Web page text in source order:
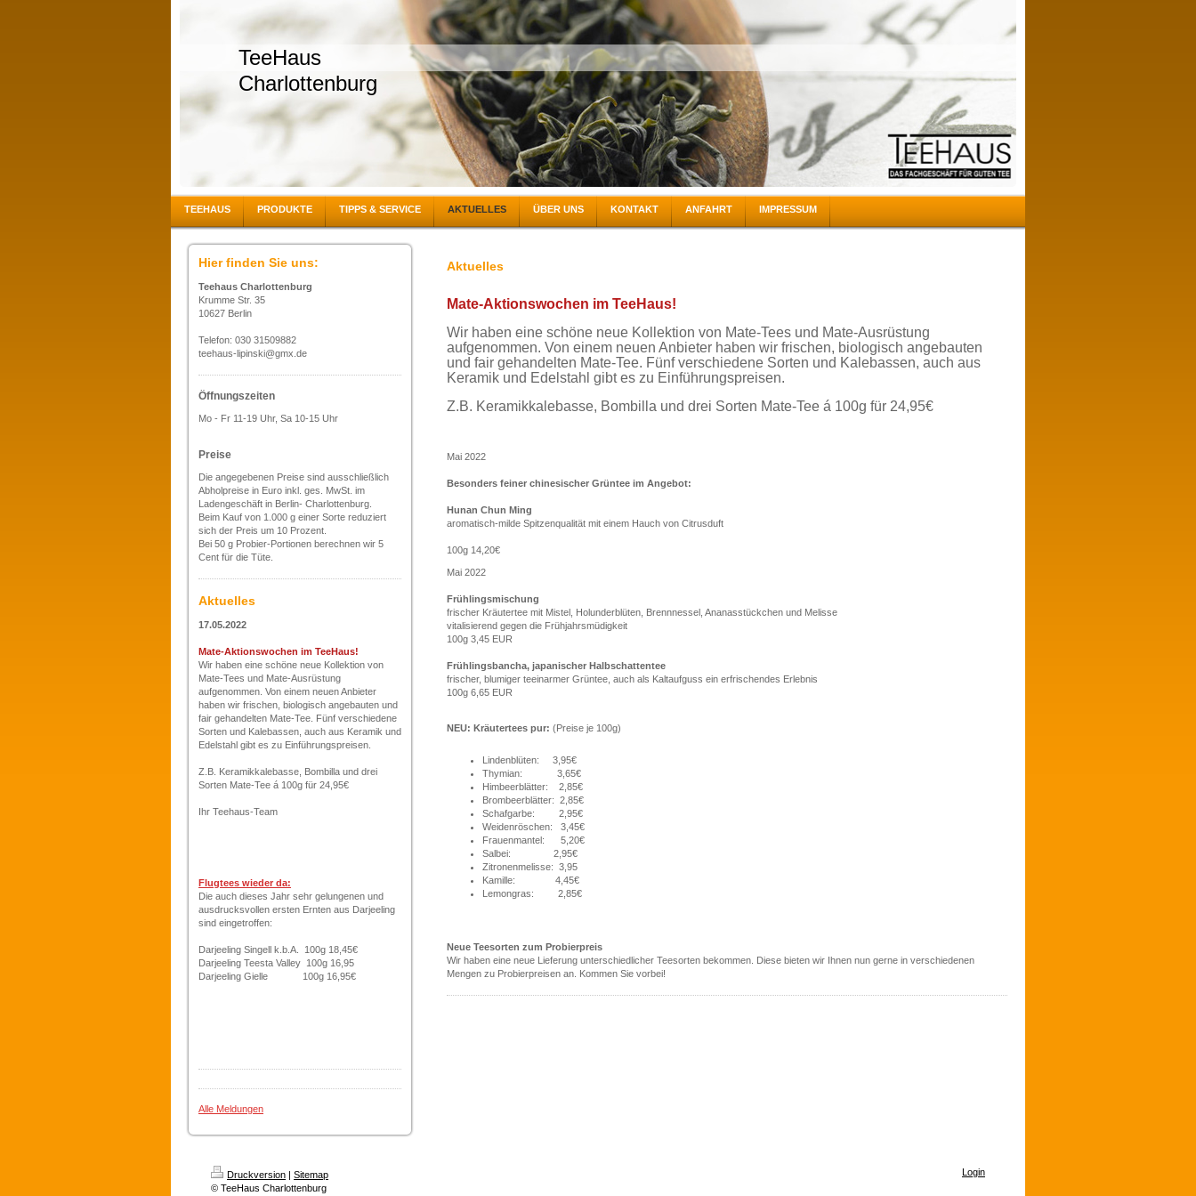
TeeHaus
Charlottenburg
TEEHAUS PRODUKTE TIPPS & SERVICE AKTUELLES ÜBER UNS KONTAKT ANFAHRT IMPRESSUM
Hier finden Sie uns:
Teehaus Charlottenburg
Krumme Str. 35
10627 Berlin
Telefon: 030 31509882
teehaus-lipinski@gmx.de
Öffnungszeiten
Mo - Fr 11-19 Uhr, Sa 10-15 Uhr
Preise
Die angegebenen Preise sind ausschließlich
Abholpreise in Euro inkl. ges. MwSt. im
Ladengeschäft in Berlin- Charlottenburg.
Beim Kauf von 1.000 g einer Sorte reduziert
sich der Preis um 10 Prozent.
Bei 50 g Probier-Portionen berechnen wir 5
Cent für die Tüte.
Aktuelles
17.05.2022
Mate-Aktionswochen im TeeHaus!
Wir haben eine schöne neue Kollektion von
Mate-Tees und Mate-Ausrüstung
aufgenommen. Von einem neuen Anbieter
haben wir frischen, biologisch angebauten und
fair gehandelten Mate-Tee. Fünf verschiedene
Sorten und Kalebassen, auch aus Keramik und
Edelstahl gibt es zu Einführungspreisen.
Z.B. Keramikkalebasse, Bombilla und drei
Sorten Mate-Tee á 100g für 24,95€
Ihr Teehaus-Team
Flugtees wieder da:
Die auch dieses Jahr sehr gelungenen und
ausdrucksvollen ersten Ernten aus Darjeeling
sind eingetroffen:
Darjeeling Singell k.b.A. 100g 18,45€
Darjeeling Teesta Valley 100g 16,95
Darjeeling Gielle 100g 16,95€
Alle Meldungen
Aktuelles
Mate-Aktionswochen im TeeHaus!
Wir haben eine schöne neue Kollektion von Mate-Tees und Mate-Ausrüstung
aufgenommen. Von einem neuen Anbieter haben wir frischen, biologisch angebauten
und fair gehandelten Mate-Tee. Fünf verschiedene Sorten und Kalebassen, auch aus
Keramik und Edelstahl gibt es zu Einführungspreisen.
Z.B. Keramikkalebasse, Bombilla und drei Sorten Mate-Tee á 100g für 24,95€
Mai 2022
Besonders feiner chinesischer Grüntee im Angebot:
Hunan Chun Ming
aromatisch-milde Spitzenqualität mit einem Hauch von Citrusduft
100g 14,20€
Mai 2022
Frühlingsmischung
frischer Kräutertee mit Mistel, Holunderblüten, Brennnessel, Ananasstückchen und Melisse
vitalisierend gegen die Frühjahrsmüdigkeit
100g 3,45 EUR
Frühlingsbancha, japanischer Halbschattentee
frischer, blumiger teeinarmer Grüntee, auch als Kaltaufguss ein erfrischendes Erlebnis
100g 6,65 EUR
NEU: Kräutertees pur: (Preise je 100g)
Lindenblüten: 3,95€
Thymian: 3,65€
Himbeerblätter: 2,85€
Brombeerblätter: 2,85€
Schafgarbe: 2,95€
Weidenröschen: 3,45€
Frauenmantel: 5,20€
Salbei: 2,95€
Zitronenmelisse: 3,95
Kamille: 4,45€
Lemongras: 2,85€
Neue Teesorten zum Probierpreis
Wir haben eine neue Lieferung unterschiedlicher Teesorten bekommen. Diese bieten wir Ihnen nun gerne in verschiedenen
Mengen zu Probierpreisen an. Kommen Sie vorbei!
Druckversion | Sitemap
© TeeHaus Charlottenburg
Login